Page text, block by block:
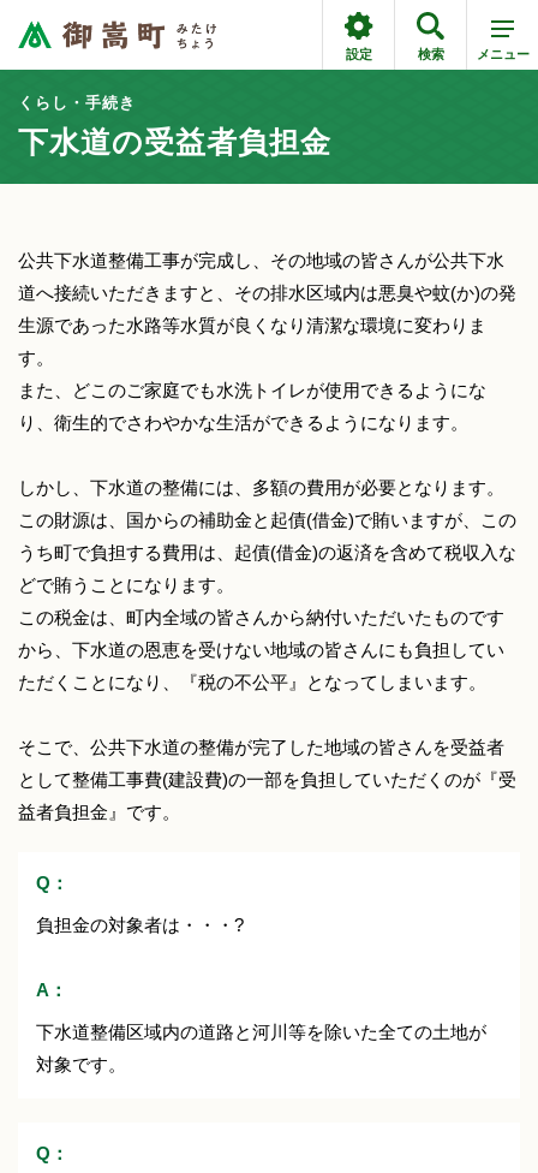
設定 検索 メニュー
くらし・手続き
下水道の受益者負担金
公共下水道整備工事が完成し、その地域の皆さんが公共下水
道へ接続いただきますと、その排水区域内は悪臭や蚊(か)の発
生源であった水路等水質が良くなり清潔な環境に変わりま
す。
また、どこのご家庭でも水洗トイレが使用できるようにな
り、衛生的でさわやかな生活ができるようになります。
しかし、下水道の整備には、多額の費用が必要となります。
この財源は、国からの補助金と起債(借金)で賄いますが、この
うち町で負担する費用は、起債(借金)の返済を含めて税収入な
どで賄うことになります。
この税金は、町内全域の皆さんから納付いただいたものです
から、下水道の恩恵を受けない地域の皆さんにも負担してい
ただくことになり、『税の不公平』となってしまいます。
そこで、公共下水道の整備が完了した地域の皆さんを受益者
として整備工事費(建設費)の一部を負担していただくのが『受
益者負担金』です。
Q：
負担金の対象者は・・・?
A：
下水道整備区域内の道路と河川等を除いた全ての土地が
対象です。
Q：